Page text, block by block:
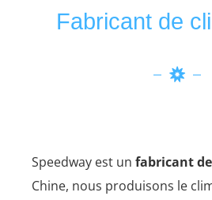
Fabricant de
Speedway est un fabricant
Chine, nous produisons le